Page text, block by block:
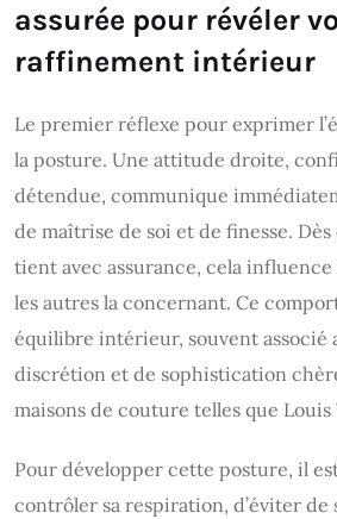
assurée pour révéler
raffinement intérieur
Le premier réflexe pour exprimer
la posture. Une attitude droite,
détendue, communique
de maîtrise de soi et de finesse. Dès
tient avec assurance, cela
les autres la concernant. Ce
équilibre intérieur, souvent associé
discrétion et de sophistication
maisons de couture telles que
Pour développer cette posture, il
contrôler sa respiration, d’éviter de